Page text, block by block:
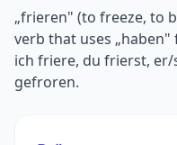
„frieren" (to freeze, to
verb that uses
ich friere, du frierst,
gefroren.